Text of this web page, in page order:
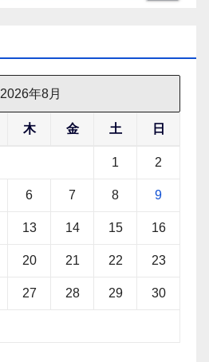
2026年8月
木 金 土 日
1 2
6 7 8 9
13 14 15 16
20 21 22 23
27 28 29 30